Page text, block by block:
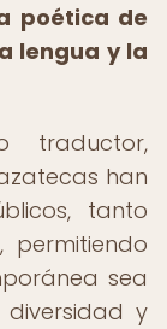
poética de
lengua y la
traductor,
han
tanto
sea
y